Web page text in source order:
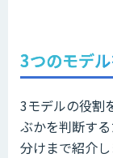
3つのモデ
3モデルの役割
ぶかを判断す
分けまで紹介し